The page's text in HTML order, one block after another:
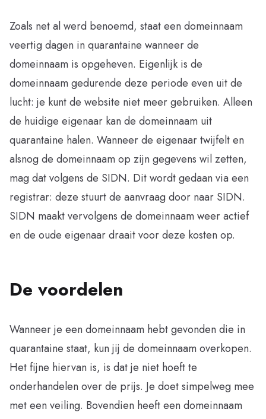
Zoals net al werd benoemd, staat een domeinnaam
veertig dagen in quarantaine wanneer de
domeinnaam is opgeheven. Eigenlijk is de
domeinnaam gedurende deze periode even uit de
lucht: je kunt de website niet meer gebruiken. Alleen
de huidige eigenaar kan de domeinnaam uit
quarantaine halen. Wanneer de eigenaar twijfelt en
alsnog de domeinnaam op zijn gegevens wil zetten,
mag dat volgens de SIDN. Dit wordt gedaan via een
registrar: deze stuurt de aanvraag door naar SIDN.
SIDN maakt vervolgens de domeinnaam weer actief
en de oude eigenaar draait voor deze kosten op.
De voordelen
Wanneer je een domeinnaam hebt gevonden die in
quarantaine staat, kun jij de domeinnaam overkopen.
Het fijne hiervan is, is dat je niet hoeft te
onderhandelen over de prijs. Je doet simpelweg mee
met een veiling. Bovendien heeft een domeinnaam